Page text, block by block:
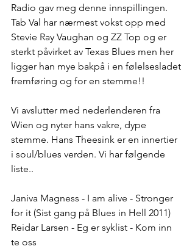
Radio gav meg denne innspillingen.
Tab Val har nærmest vokst opp med
Stevie Ray Vaughan og ZZ Top og er
sterkt påvirket av Texas Blues men her
ligger han mye bakpå i en følelsesladet
fremføring og for en stemme!!
Vi avslutter med nederlenderen fra
Wien og nyter hans vakre, dype
stemme. Hans Theesink er en innertier
i soul/blues verden. Vi har følgende
liste..
Janiva Magness - I am alive - Stronger
for it (Sist gang på Blues in Hell 2011)
Reidar Larsen - Eg er syklist - Kom inn
te oss